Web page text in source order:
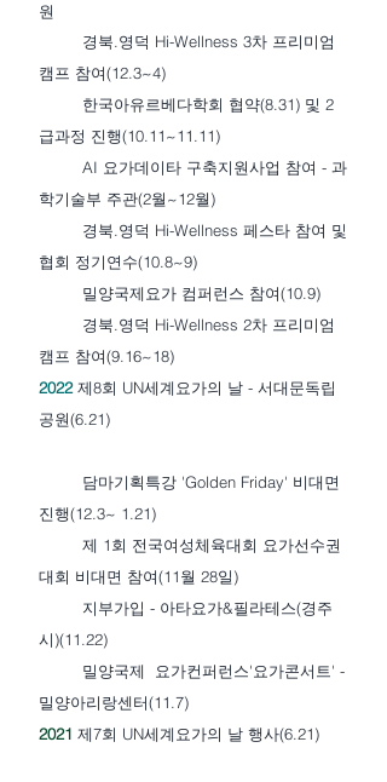
원
경북.영덕 Hi-Wellness 3차 프리미엄
캠프 참여(12.3~4)
한국아유르베다학회 협약(8.31) 및 2
급과정 진행(10.11~11.11)
AI 요가데이타 구축지원사업 참여 - 과
학기술부 주관(2월~12월)
경북.영덕 Hi-Wellness 페스타 참여 및
협회 정기연수(10.8~9)
밀양국제요가 컴퍼런스 참여(10.9)
경북.영덕 Hi-Wellness 2차 프리미엄
캠프 참여(9.16~18)
2022제8회 UN세계요가의 날 - 서대문독립
공원(6.21)
담마기획특강 'Golden Friday' 비대면
진행(12.3~ 1.21)
제 1회 전국여성체육대회 요가선수권
대회 비대면 참여(11월 28일)
지부가입 - 아타요가&필라테스(경주
시)(11.22)
밀양국제 요가컨퍼런스'요가콘서트' -
밀양아리랑센터(11.7)
2021 제7회 UN세계요가의 날 행사(6.21)